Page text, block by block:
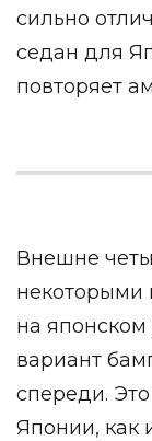
сильно
седан для
повторяет
Внешне
некоторыми
на японском
вариант
спереди.
Японии, как